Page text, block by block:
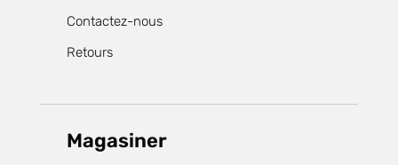
Contactez-nous
Retours
Magasiner